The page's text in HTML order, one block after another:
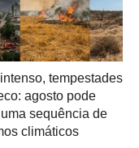
tempestades
agosto pode
sequência de
climáticos